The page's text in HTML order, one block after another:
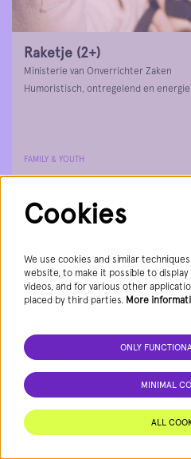
Raketje (2+)
Ministerie van Onverrichter Zaken
Humoristisch, ontregelend en
FAMILY & YOUTH
Op zoek naar bezoek (4+)
Tg. Winterberg
Jeugdtheater met live muziek en
Sun 9 Nov
Cookies
We use cookies and similar
website, to make it possible to
videos, and for various other
placed by third parties. More
ONLY
MINIMAL
ALL